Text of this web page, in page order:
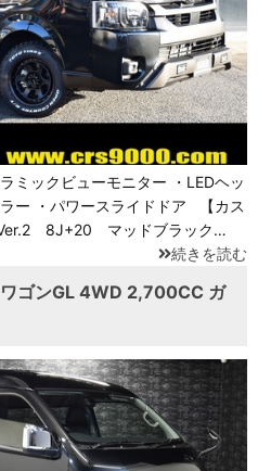
ミックビューモニター ・LEDヘッ
ー ・パワースライドドア 【カス
8J+20 マッドブラック…
続きを読む
ゴンGL 4WD 2,700CC ガ